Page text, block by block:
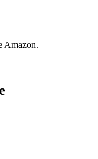
Amazon.